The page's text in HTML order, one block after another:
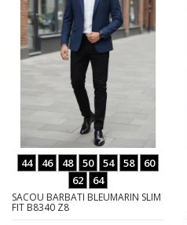
44 46 48 50 54 58
60
62
64
SACOU BARBATI BLEUMARIN SLIM
FIT B8340 Z8